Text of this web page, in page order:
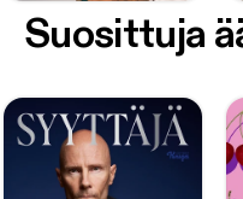
Suosittuja